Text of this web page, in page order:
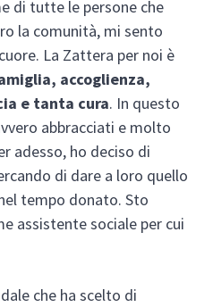
di tutte le persone che
la comunità, mi sento
La Zattera per noi è
accoglienza,
e tanta cura. In questo
abbracciati e molto
adesso, ho deciso di
di dare a loro quello
tempo donato. Sto
assistente sociale per cui
che ha scelto di